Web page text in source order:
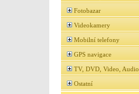
Fotobazar
Videokamery
Mobilní telefony
GPS navigace
TV, DVD, Video, Audio
Ostatní